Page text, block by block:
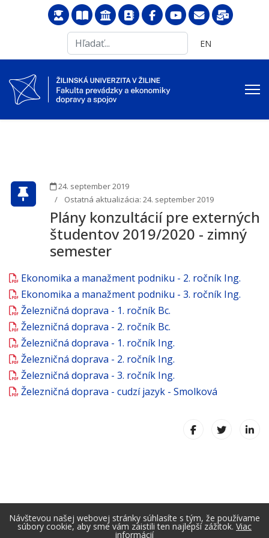
...
Vyberte váš jazyk
EN
24. september 2019
Ostatná aktualizácia: 24. september 2019
Plány konzultácií pre externých
študentov 2019/2020 - zimný
semester
Ekonomika a manažment podniku - 2. ročník Ing.
Ekonomika a manažment podniku - 3. ročník Ing.
Železničná doprava - 1. ročník Bc.
Železničná doprava - 2. ročník Bc.
Železničná doprava - 1. ročník Ing.
Železničná doprava - 2. ročník Ing.
Železničná doprava - 3. ročník Ing.
Železničná doprava - cudzí jazyk - Smolková
Návštevou našej webovej stránky súhlasíte s tým, že používame
súbory cookie, aby sme vám zaistili ten najlepší zážitok. Viac
informácií